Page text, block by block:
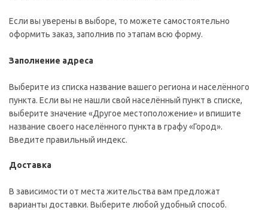
Если вы уверены в выборе, то можете самостоятельно
оформить заказ, заполнив по этапам всю форму.
Заполнение адреса
Выберите из списка название вашего региона и населённого
пункта. Если вы не нашли свой населённый пункт в списке,
выберите значение «Другое местоположение» и впишите
название своего населённого пункта в графу «Город».
Введите правильный индекс.
Доставка
В зависимости от места жительства вам предложат
варианты доставки. Выберите любой удобный способ.